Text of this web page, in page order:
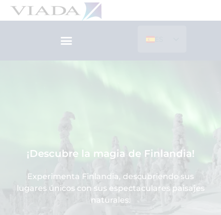
ES
¡Descubre la magia de Finlandia!
Experimenta Finlandia, descubriendo sus
lugares únicos con sus espectaculares paisajes
naturales.